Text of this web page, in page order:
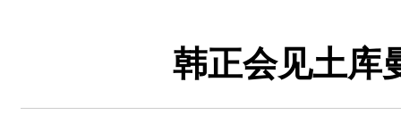
韩正会见土库